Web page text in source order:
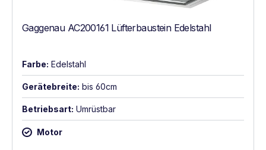
Gaggenau AC200161 Lüfterbaustein Edelstahl
Farbe: Edelstahl
Gerätebreite: bis 60cm
Betriebsart: Umrüstbar
Motor